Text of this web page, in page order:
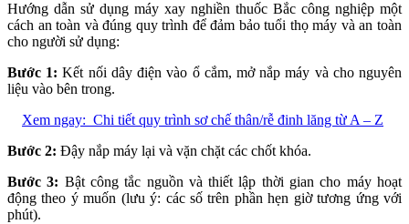
Hướng dẫn sử dụng máy xay nghiền thuốc Bắc công nghiệp một
cách an toàn và đúng quy trình để đảm bảo tuổi thọ máy và an toàn
cho người sử dụng:
Bước 1:Kết nối dây điện vào ổ cắm, mở nắp máy và cho nguyên
liệu vào bên trong.
Xem ngay: Chi tiết quy trình sơ chế thân/rễ đinh lăng từ A – Z
Bước 2: Đậy nắp máy lại và vặn chặt các chốt khóa.
Bước 3: Bật công tắc nguồn và thiết lập thời gian cho máy hoạt
động theo ý muốn (lưu ý: các số trên phần hẹn giờ tương ứng với
phút).